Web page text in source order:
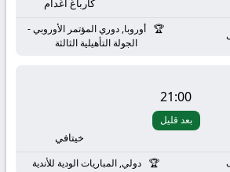
كارباغ اغدام
أوروبا, دوري المؤتمر الأوروبي -
الجولة التأهيلية الثالثة
21:00
بعد قليل
خيتافي
دولي, المباريات الودية للأندية